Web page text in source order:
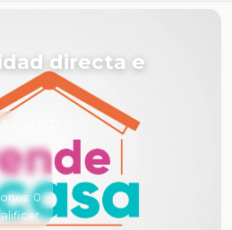
directa e
las 17:22
0